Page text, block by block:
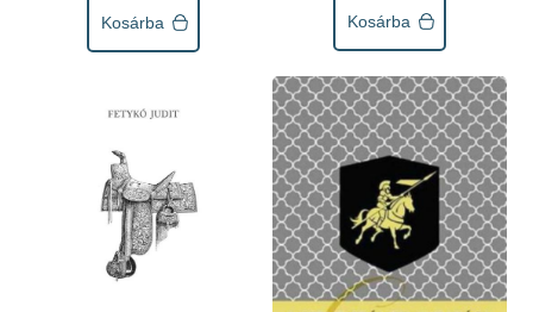
Kosárba Kosárba